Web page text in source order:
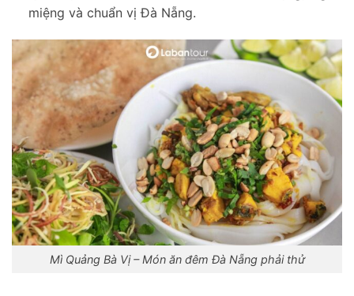
miệng và chuẩn vị Đà Nẵng.
Mì Quảng Bà Vị – Món ăn đêm Đà Nẵng phải thử